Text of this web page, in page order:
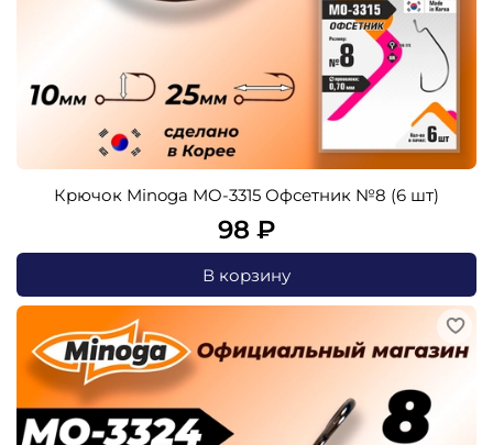
Крючок Minoga MO-3315 Офсетник №8 (6 шт)
98 ₽
В корзину